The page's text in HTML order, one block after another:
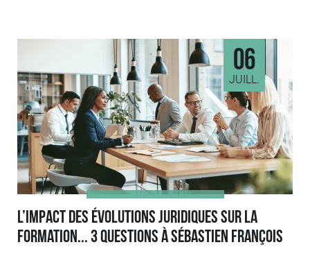
06
JUILL.
L’impact des évolutions juridiques sur la
formation... 3 questions à Sébastien François